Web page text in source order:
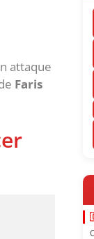
attaque
Faris